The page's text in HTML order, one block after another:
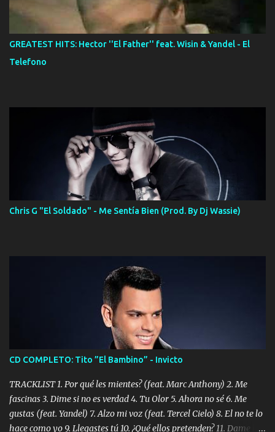
GREATEST HITS: Hector ''El Father'' feat. Wisin & Yandel - El
Telefono
Chris G "El Soldado" - Me Sentía Bien (Prod. By Dj Wassie)
CD COMPLETO: Tito ”El Bambino” - Invicto
TRACKLIST 1. Por qué les mientes? (feat. Marc Anthony) 2. Me
fascinas 3. Dime si no es verdad 4. Tu Olor 5. Ahora no sé 6. Me
gustas (feat. Yandel) 7. Alzo mi voz (feat. Tercel Cielo) 8. El no te lo
hace como yo 9. Llegastes tú 10. ¿Qué ellos pretenden? 11. Dame la